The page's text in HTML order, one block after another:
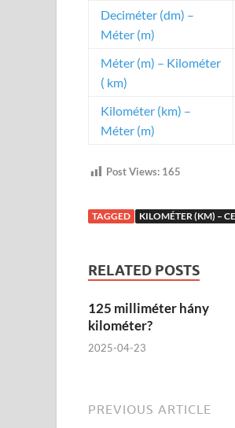
Deciméter (dm) –
Méter (m)
Méter (m) – Kilométer
( km)
Kilométer (km) –
Méter (m)
Post Views: 165
TAGGED KILOMÉTER (KM) –
RELATED POSTS
125 milliméter hány
kilométer?
2025-04-23
PREVIOUS ARTICLE